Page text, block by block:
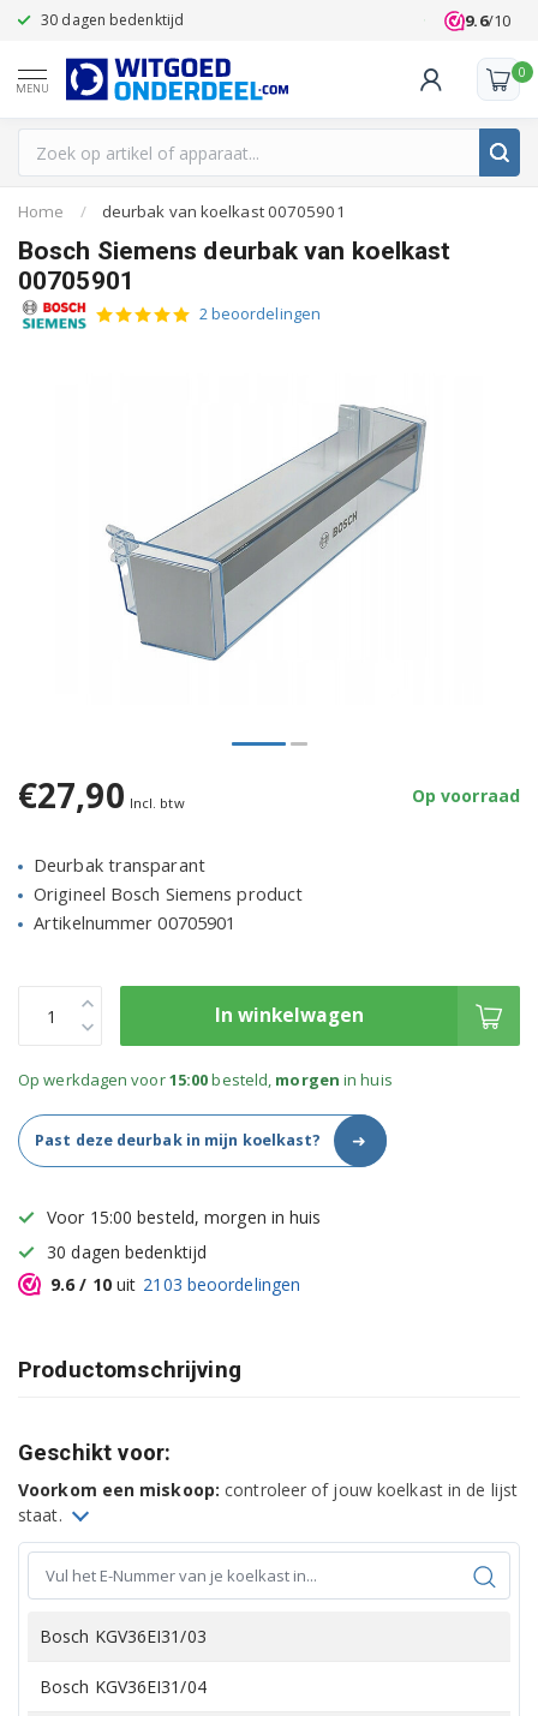
30 dagen bedenktijd Klanten
9.6/10
MENU
0
Home / deurbak van koelkast 00705901
Bosch Siemens deurbak van koelkast
00705901
2 beoordelingen
€27,90 Incl. btw Op voorraad
Deurbak transparant
Origineel Bosch Siemens product
Artikelnummer 00705901
In winkelwagen
Op werkdagen voor15:00besteld, morgen in huis
Past deze deurbak in mijn koelkast? ➜
Voor 15:00 besteld, morgen in huis
30 dagen bedenktijd
9.6 / 10uit 2103 beoordelingen
Productomschrijving
Geschikt voor:
Voorkom een miskoop: controleer of jouw koelkast in de lijst
staat.
Bosch KGV36EI31/03
Bosch KGV36EI31/04